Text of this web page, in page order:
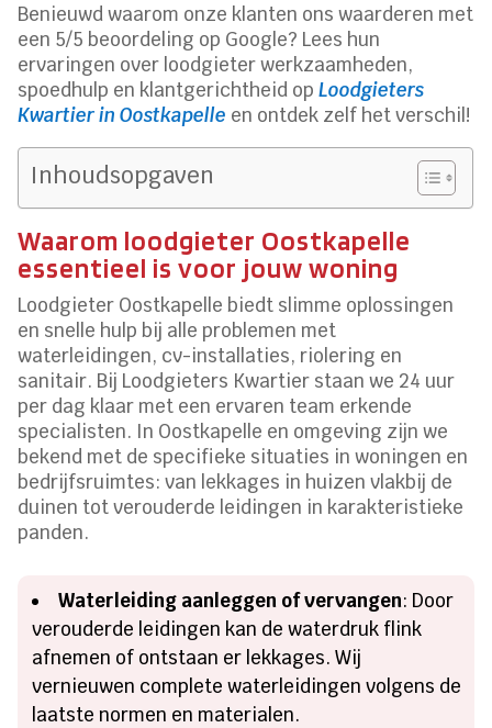
Benieuwd waarom onze klanten ons waarderen met
een 5/5 beoordeling op Google? Lees hun
ervaringen over loodgieter werkzaamheden,
spoedhulp en klantgerichtheid opLoodgieters
Kwartier in Oostkapelle en ontdek zelf het verschil!
Inhoudsopgaven
Waarom loodgieter Oostkapelle
essentieel is voor jouw woning
Loodgieter Oostkapelle biedt slimme oplossingen
en snelle hulp bij alle problemen met
waterleidingen, cv-installaties, riolering en
sanitair. Bij Loodgieters Kwartier staan we 24 uur
per dag klaar met een ervaren team erkende
specialisten. In Oostkapelle en omgeving zijn we
bekend met de specifieke situaties in woningen en
bedrijfsruimtes: van lekkages in huizen vlakbij de
duinen tot verouderde leidingen in karakteristieke
panden.
Waterleiding aanleggen of vervangen: Door
verouderde leidingen kan de waterdruk flink
afnemen of ontstaan er lekkages. Wij
vernieuwen complete waterleidingen volgens de
laatste normen en materialen.